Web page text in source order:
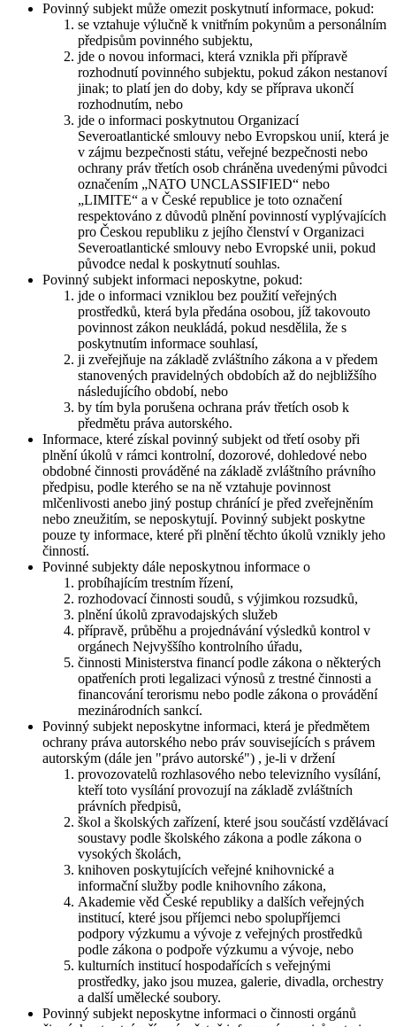
Povinný subjekt může omezit poskytnutí informace, pokud:
se vztahuje výlučně k vnitřním pokynům a personálním
předpisům povinného subjektu,
jde o novou informaci, která vznikla při přípravě
rozhodnutí povinného subjektu, pokud zákon nestanoví
jinak; to platí jen do doby, kdy se příprava ukončí
rozhodnutím, nebo
jde o informaci poskytnutou Organizací
Severoatlantické smlouvy nebo Evropskou unií, která je
v zájmu bezpečnosti státu, veřejné bezpečnosti nebo
ochrany práv třetích osob chráněna uvedenými původci
označením „NATO UNCLASSIFIED“ nebo
„LIMITE“ a v České republice je toto označení
respektováno z důvodů plnění povinností vyplývajících
pro Českou republiku z jejího členství v Organizaci
Severoatlantické smlouvy nebo Evropské unii, pokud
původce nedal k poskytnutí souhlas.
Povinný subjekt informaci neposkytne, pokud:
jde o informaci vzniklou bez použití veřejných
prostředků, která byla předána osobou, jíž takovouto
povinnost zákon neukládá, pokud nesdělila, že s
poskytnutím informace souhlasí,
ji zveřejňuje na základě zvláštního zákona a v předem
stanovených pravidelných obdobích až do nejbližšího
následujícího období, nebo
by tím byla porušena ochrana práv třetích osob k
předmětu práva autorského.
Informace, které získal povinný subjekt od třetí osoby při
plnění úkolů v rámci kontrolní, dozorové, dohledové nebo
obdobné činnosti prováděné na základě zvláštního právního
předpisu, podle kterého se na ně vztahuje povinnost
mlčenlivosti anebo jiný postup chránící je před zveřejněním
nebo zneužitím, se neposkytují. Povinný subjekt poskytne
pouze ty informace, které při plnění těchto úkolů vznikly jeho
činností.
Povinné subjekty dále neposkytnou informace o
probíhajícím trestním řízení,
rozhodovací činnosti soudů, s výjimkou rozsudků,
plnění úkolů zpravodajských služeb
přípravě, průběhu a projednávání výsledků kontrol v
orgánech Nejvyššího kontrolního úřadu,
činnosti Ministerstva financí podle zákona o některých
opatřeních proti legalizaci výnosů z trestné činnosti a
financování terorismu nebo podle zákona o provádění
mezinárodních sankcí.
Povinný subjekt neposkytne informaci, která je předmětem
ochrany práva autorského nebo práv souvisejících s právem
autorským (dále jen "právo autorské") , je-li v držení
provozovatelů rozhlasového nebo televizního vysílání,
kteří toto vysílání provozují na základě zvláštních
právních předpisů,
škol a školských zařízení, které jsou součástí vzdělávací
soustavy podle školského zákona a podle zákona o
vysokých školách,
knihoven poskytujících veřejné knihovnické a
informační služby podle knihovního zákona,
Akademie věd České republiky a dalších veřejných
institucí, které jsou příjemci nebo spolupříjemci
podpory výzkumu a vývoje z veřejných prostředků
podle zákona o podpoře výzkumu a vývoje, nebo
kulturních institucí hospodařících s veřejnými
prostředky, jako jsou muzea, galerie, divadla, orchestry
a další umělecké soubory.
Povinný subjekt neposkytne informaci o činnosti orgánů